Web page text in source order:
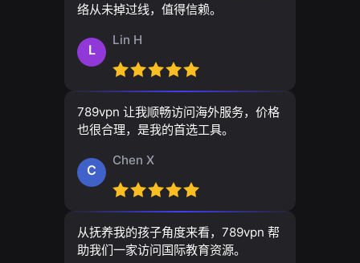
络从未掉过线，值得信赖。
L
Lin H
789vpn 让我顺畅访问海外服务，价格
也很合理，是我的首选工具。
C
Chen X
从抚养我的孩子角度来看，789vpn 帮
助我们一家访问国际教育资源。